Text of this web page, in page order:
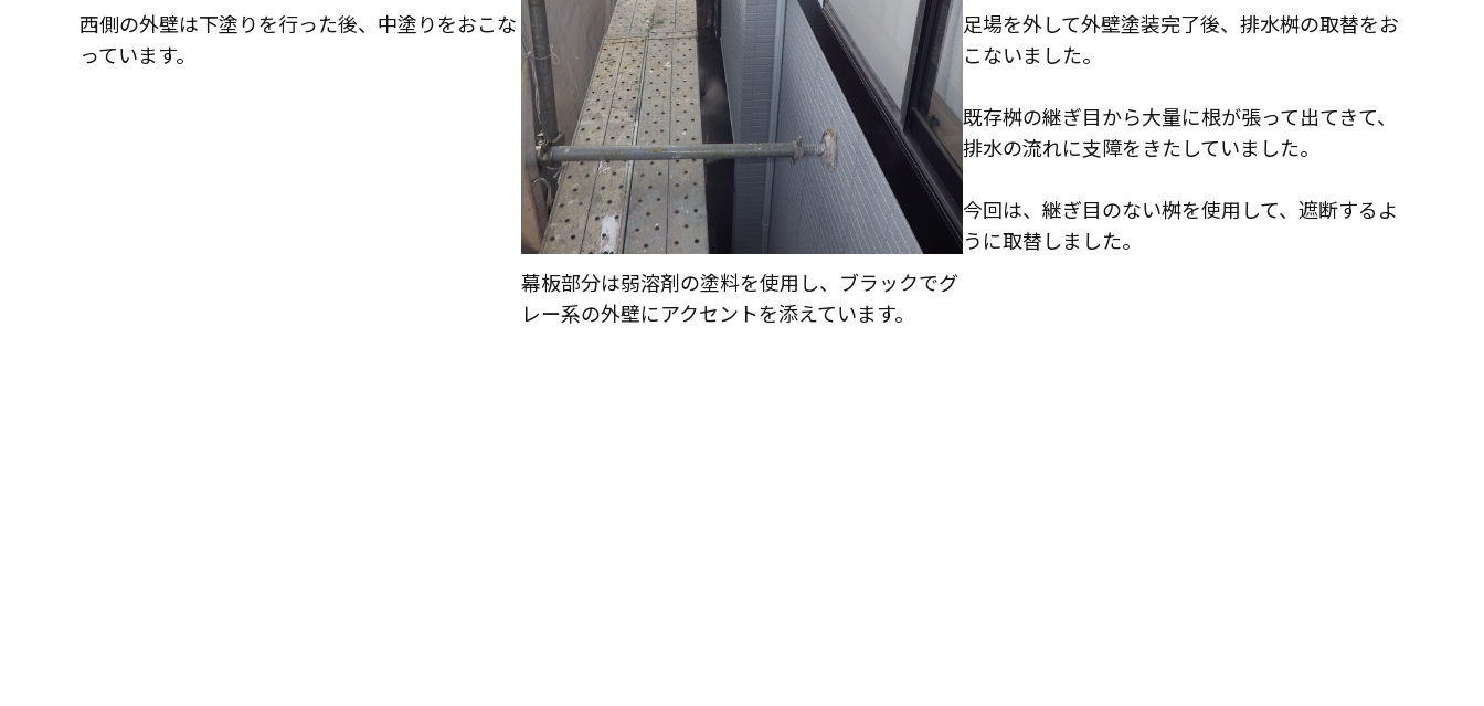
西側の外壁は下塗りを行った後、中塗りをおこな
っています。
幕板部分は弱溶剤の塗料を使用し、ブラックでグ
レー系の外壁にアクセントを添えています。
足場を外して外壁塗装完了後、排水桝の取替をお
こないました。
既存桝の継ぎ目から大量に根が張って出てきて、
排水の流れに支障をきたしていました。
今回は、継ぎ目のない桝を使用して、遮断するよ
うに取替しました。